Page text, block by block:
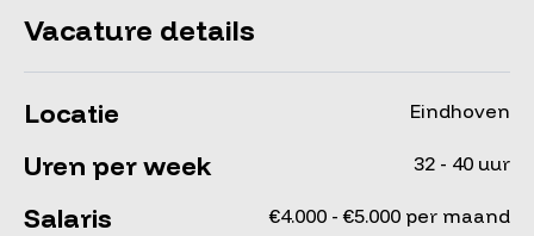
Vacature details
Locatie Eindhoven
Uren per week 32 - 40 uur
Salaris €4.000 - €5.000 per maand